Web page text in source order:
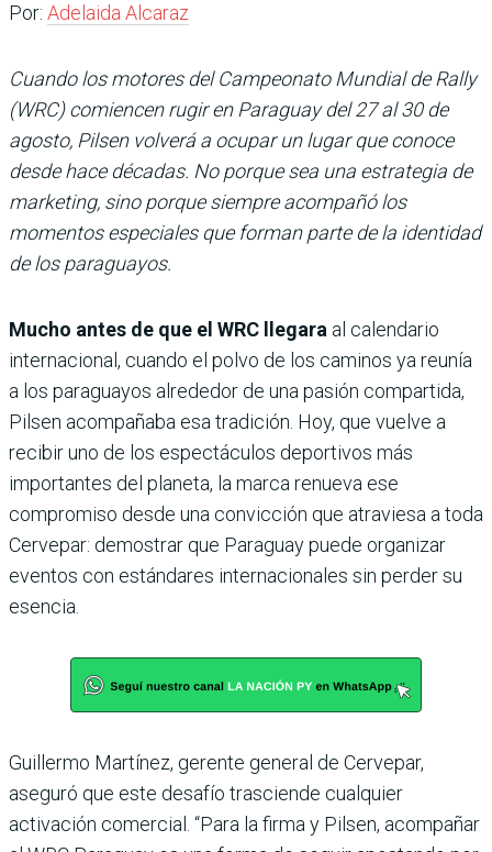
Por: Adelaida Alcaraz
Cuando los motores del Campeonato Mundial de Rally
(WRC) comiencen rugir en Paraguay del 27 al 30 de
agosto, Pilsen volverá a ocupar un lugar que conoce
desde hace décadas. No porque sea una estrategia de
marketing, sino porque siempre acompañó los
momentos especiales que forman parte de la identidad
de los paraguayos.
Mucho antes de que el WRC llegara al calendario
internacional, cuando el polvo de los caminos ya reunía
a los paraguayos alrededor de una pasión compartida,
Pilsen acompañaba esa tradición. Hoy, que vuelve a
recibir uno de los espectáculos deportivos más
importantes del planeta, la marca renueva ese
compromiso desde una convicción que atraviesa a toda
Cervepar: demostrar que Paraguay puede organizar
eventos con estándares internacionales sin perder su
esencia.
Guillermo Martínez, gerente general de Cervepar,
aseguró que este desafío trasciende cualquier
activación comercial. “Para la firma y Pilsen, acompañar